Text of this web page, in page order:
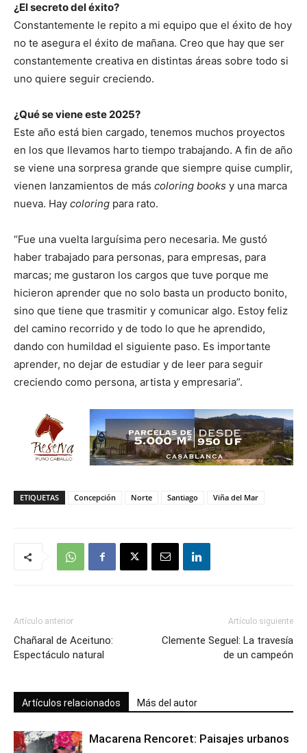
¿El secreto del éxito?
Constantemente le repito a mi equipo que el éxito de hoy
no te asegura el éxito de mañana. Creo que hay que ser
constantemente creativa en distintas áreas sobre todo si
uno quiere seguir creciendo.
¿Qué se viene este 2025?
Este año está bien cargado, tenemos muchos proyectos
en los que llevamos harto tiempo trabajando. A fin de año
se viene una sorpresa grande que siempre quise cumplir,
vienen lanzamientos de más coloring books y una marca
nueva. Hay coloring para rato.
“Fue una vuelta larguísima pero necesaria. Me gustó
haber trabajado para personas, para empresas, para
marcas; me gustaron los cargos que tuve porque me
hicieron aprender que no solo basta un producto bonito,
sino que tiene que trasmitir y comunicar algo. Estoy feliz
del camino recorrido y de todo lo que he aprendido,
dando con humildad el siguiente paso. Es importante
aprender, no dejar de estudiar y de leer para seguir
creciendo como persona, artista y empresaria”.
ETIQUETAS Concepción Norte Santiago Viña del Mar
Artículo anterior
Chañaral de Aceituno:
Espectáculo natural
Artículo siguiente
Clemente Seguel: La travesía
de un campeón
Artículos relacionados Más del autor
Macarena Rencoret: Paisajes urbanos